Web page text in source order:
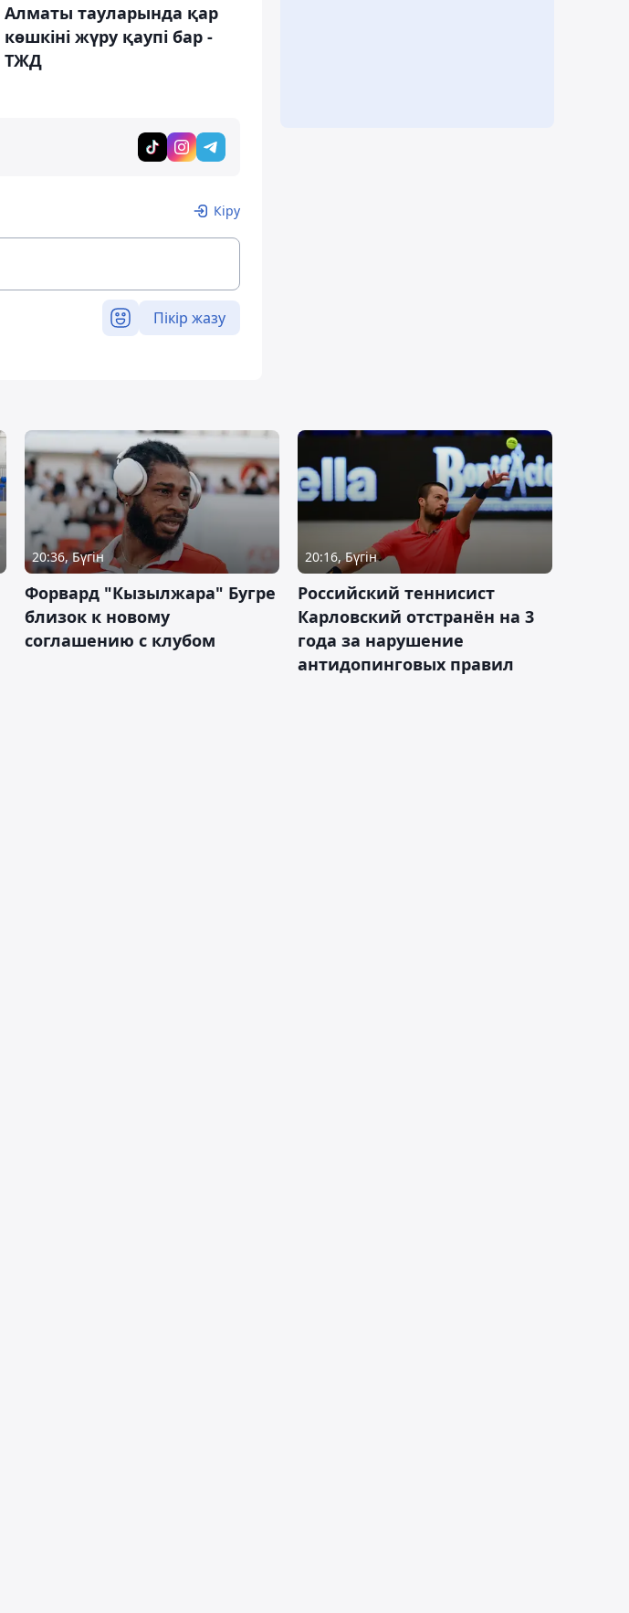
Алматы тауларында қар
көшкіні жүру қаупі бар -
ТЖД
Кіру
Пікір жазу
20:36, Бүгін
Форвард "Кызылжара" Бугре
близок к новому
соглашению с клубом
20:16, Бүгін
Российский теннисист
Карловский отстранён на 3
года за нарушение
антидопинговых правил